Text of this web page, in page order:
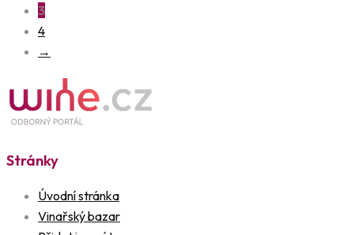
3
4
→
Stránky
Úvodní stránka
Vinařský bazar